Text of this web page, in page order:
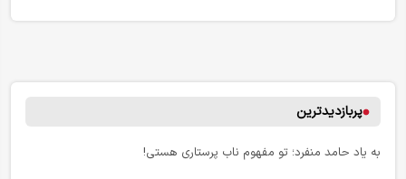
پربازدیدترین
به یاد حامد منفرد؛ تو مفهوم ناب پرستاری هستی!